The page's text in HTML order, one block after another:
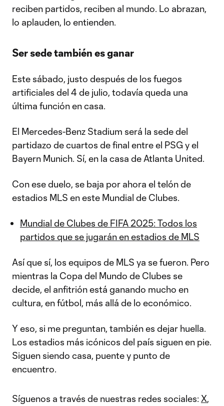
reciben partidos, reciben al mundo. Lo abrazan,
lo aplauden, lo entienden.
Ser sede también es ganar
Este sábado, justo después de los fuegos
artificiales del 4 de julio, todavía queda una
última función en casa.
El Mercedes-Benz Stadium será la sede del
partidazo de cuartos de final entre el PSG y el
Bayern Munich. Sí, en la casa de Atlanta United.
Con ese duelo, se baja por ahora el telón de
estadios MLS en este Mundial de Clubes.
Mundial de Clubes de FIFA 2025: Todos los
partidos que se jugarán en estadios de MLS
Así que sí, los equipos de MLS ya se fueron. Pero
mientras la Copa del Mundo de Clubes se
decide, el anfitrión está ganando mucho en
cultura, en fútbol, más allá de lo económico.
Y eso, si me preguntan, también es dejar huella.
Los estadios más icónicos del país siguen en pie.
Siguen siendo casa, puente y punto de
encuentro.
Síguenos a través de nuestras redes sociales: X,